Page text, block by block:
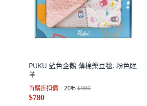
PUKU 藍色企鵝 薄棉樂豆毯, 粉色眠
羊
首購折扣價 20%$980
$780